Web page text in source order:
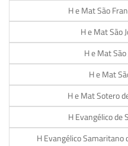
H e Mat São
H e Mat São
H e Mat
H e Mat
H e Mat Sotero
H Evangélico de
H Evangélico Samaritano